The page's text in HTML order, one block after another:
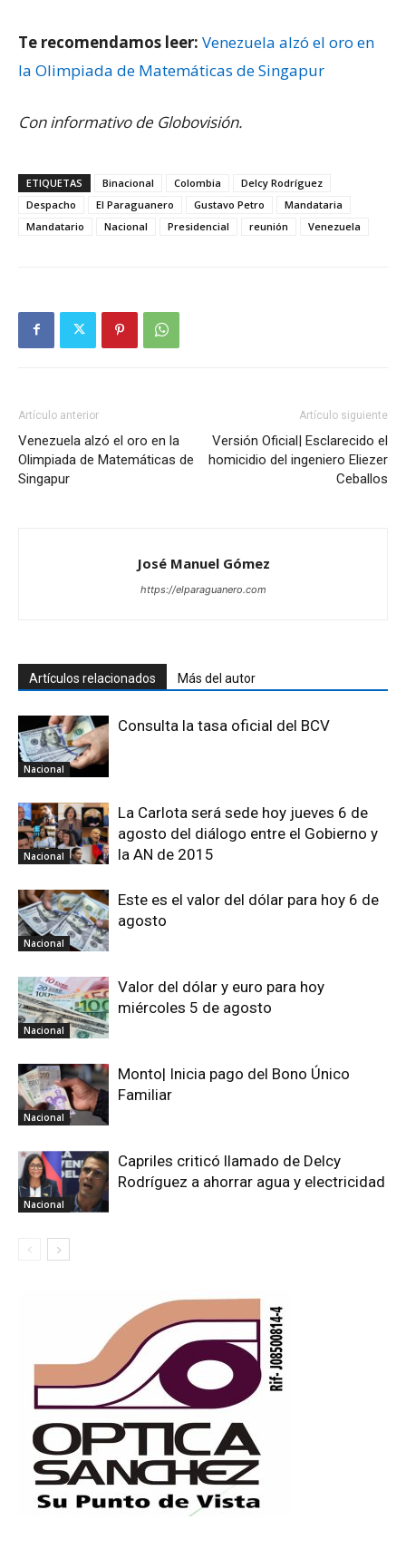
Te recomendamos leer: Venezuela alzó el oro en
la Olimpiada de Matemáticas de Singapur
Con informativo de Globovisión.
ETIQUETAS Binacional Colombia
Delcy Rodríguez
Despacho
El Paraguanero Gustavo Petro
Mandataria
Mandatario
Nacional Presidencial reunión Venezuela
Artículo anterior
Venezuela alzó el oro en la
Olimpiada de Matemáticas de
Singapur
Artículo siguiente
Versión Oficial| Esclarecido el
homicidio del ingeniero Eliezer
Ceballos
José Manuel Gómez
https://elparaguanero.com
Artículos relacionados Más del autor
Nacional
Consulta la tasa oficial del BCV
Nacional
La Carlota será sede hoy jueves 6 de
agosto del diálogo entre el Gobierno y
la AN de 2015
Nacional
Este es el valor del dólar para hoy 6 de
agosto
Nacional
Valor del dólar y euro para hoy
miércoles 5 de agosto
Nacional
Monto| Inicia pago del Bono Único
Familiar
Nacional
Capriles criticó llamado de Delcy
Rodríguez a ahorrar agua y electricidad